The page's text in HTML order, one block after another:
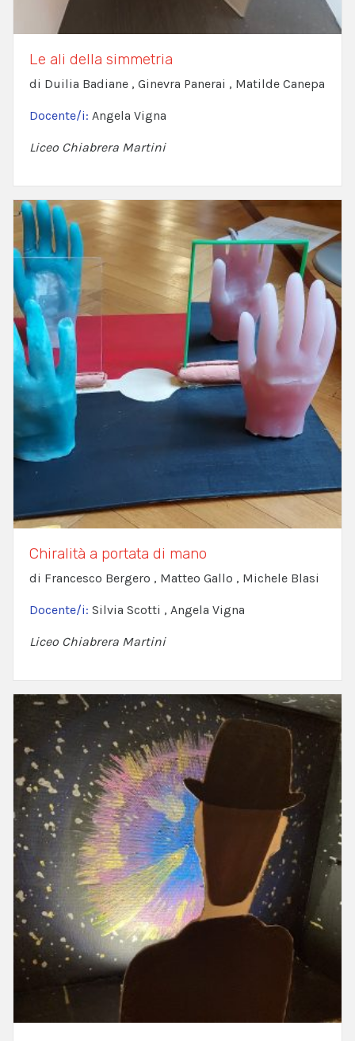
Le ali della simmetria
di Duilia Badiane , Ginevra Panerai , Matilde Canepa
Docente/i: Angela Vigna
Liceo Chiabrera Martini
Chiralità a portata di mano
di Francesco Bergero , Matteo Gallo , Michele Blasi
Docente/i: Silvia Scotti , Angela Vigna
Liceo Chiabrera Martini